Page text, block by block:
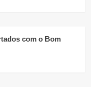
com o Bom